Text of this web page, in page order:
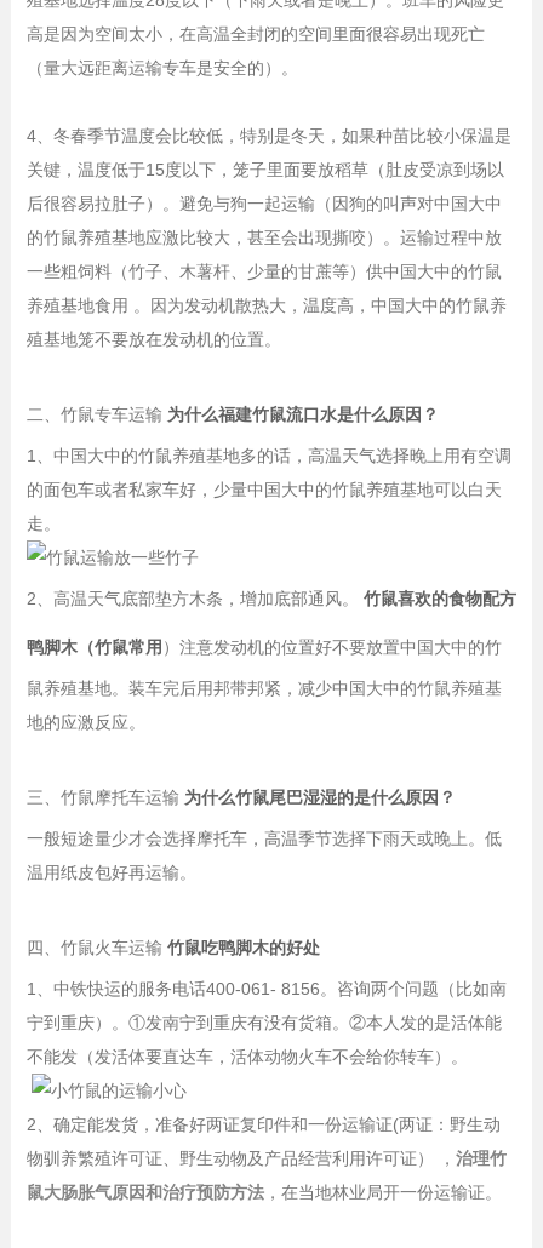
高是因为空间太小，在高温全封闭的空间里面很容易出现死亡
（量大远距离运输专车是安全的）。
4、冬春季节温度会比较低，特别是冬天，如果种苗比较小保温是
关键，温度低于15度以下，笼子里面要放稻草（肚皮受凉到场以
后很容易拉肚子）。避免与狗一起运输（因狗的叫声对中国大中
的竹鼠养殖基地应激比较大，甚至会出现撕咬）。运输过程中放
一些粗饲料（竹子、木薯杆、少量的甘蔗等）供中国大中的竹鼠
养殖基地食用 。因为发动机散热大，温度高，中国大中的竹鼠养
殖基地笼不要放在发动机的位置。
二、竹鼠专车运输 为什么福建竹鼠流口水是什么原因？
1、中国大中的竹鼠养殖基地多的话，高温天气选择晚上用有空调
的面包车或者私家车好，少量中国大中的竹鼠养殖基地可以白天
走。
2、高温天气底部垫方木条，增加底部通风。 竹鼠喜欢的食物配方
鸭脚木（竹鼠常用 ）注意发动机的位置好不要放置中国大中的竹
鼠养殖基地。装车完后用邦带邦紧，减少中国大中的竹鼠养殖基
地的应激反应。
三、竹鼠摩托车运输 为什么竹鼠尾巴湿湿的是什么原因？
一般短途量少才会选择摩托车，高温季节选择下雨天或晚上。低
温用纸皮包好再运输。
四、竹鼠火车运输 竹鼠吃鸭脚木的好处
1、中铁快运的服务电话400-061- 8156。咨询两个问题（比如南
宁到重庆）。①发南宁到重庆有没有货箱。②本人发的是活体能
不能发（发活体要直达车，活体动物火车不会给你转车）。
2、确定能发货，准备好两证复印件和一份运输证(两证：野生动
物驯养繁殖许可证、野生动物及产品经营利用许可证） ， 治理竹
鼠大肠胀气原因和治疗预防方法，在当地林业局开一份运输证。